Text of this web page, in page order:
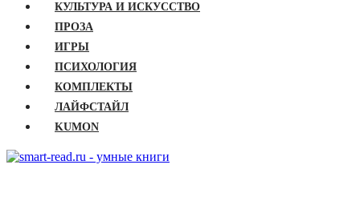
КУЛЬТУРА И ИСКУССТВО
ПРОЗА
ИГРЫ
ПСИХОЛОГИЯ
КОМПЛЕКТЫ
ЛАЙФСТАЙЛ
KUMON